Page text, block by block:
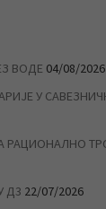
ВОДЕ 04/08/2026
У
РАЦИОНАЛНО
Д3 22/07/2026